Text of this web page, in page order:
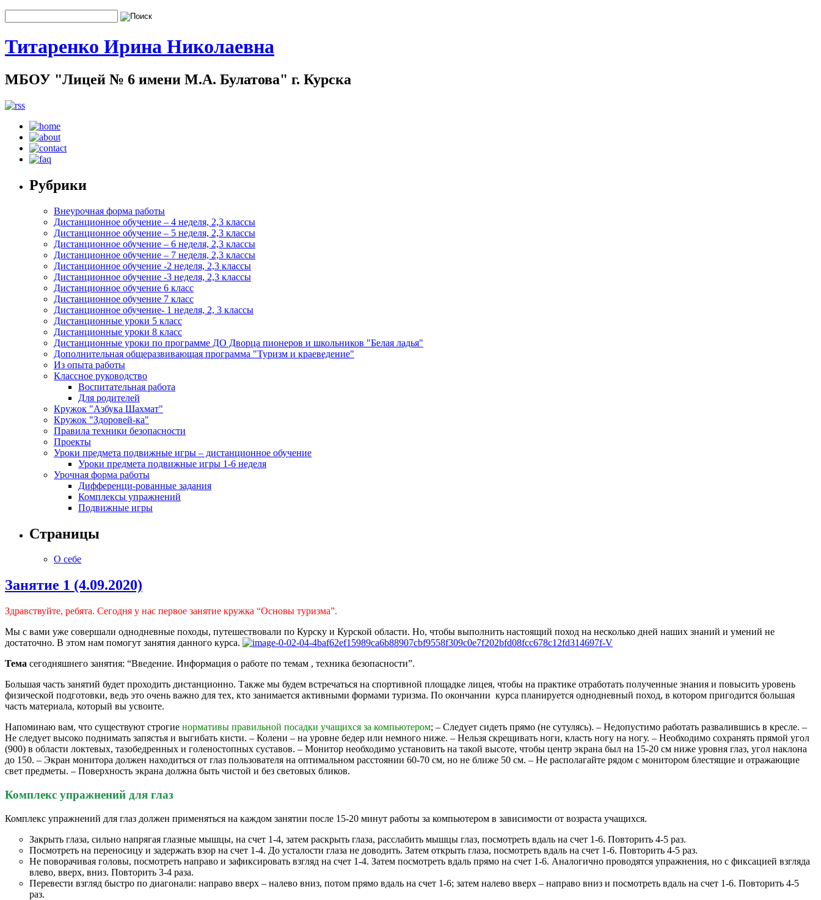
Титаренко Ирина Николаевна
МБОУ "Лицей № 6 имени М.А. Булатова" г. Курска
Рубрики
Внеурочная форма работы
Дистанционное обучение – 4 неделя, 2,3 классы
Дистанционное обучение – 5 неделя, 2,3 классы
Дистанционное обучение – 6 неделя, 2,3 классы
Дистанционное обучение – 7 неделя, 2,3 классы
Дистанционное обучение -2 неделя, 2,3 классы
Дистанционное обучение -3 неделя, 2,3 классы
Дистанционное обучение 6 класс
Дистанционное обучение 7 класс
Дистанционное обучение- 1 неделя, 2, 3 классы
Дистанционные уроки 5 класс
Дистанционные уроки 8 класс
Дистанционные уроки по программе ДО Дворца пионеров и школьников "Белая ладья"
Дополнительная общеразвивающая программа "Туризм и краеведение"
Из опыта работы
Классное руководство
Воспитательная работа
Для родителей
Кружок "Азбука Шахмат"
Кружок "Здоровей-ка"
Правила техники безопасности
Проекты
Уроки предмета подвижные игры – дистанционное обучение
Уроки предмета подвижные игры 1-6 неделя
Урочная форма работы
Дифференци-рованные задания
Комплексы упражнений
Подвижные игры
Страницы
О себе
Занятие 1 (4.09.2020)
Здравствуйте, ребята. Сегодня у нас первое занятие кружка “Основы туризма”.
Мы с вами уже совершали однодневные походы, путешествовали по Курску и Курской области. Но, чтобы выполнить настоящий поход на несколько дней наших знаний и умений не
достаточно. В этом нам помогут занятия данного курса.
Тема сегодняшнего занятия: “Введение. Информация о работе по темам , техника безопасности”.
Большая часть занятий будет проходить дистанционно. Также мы будем встречаться на спортивной площадке лицея, чтобы на практике отработать полученные знания и повысить уровень
физической подготовки, ведь это очень важно для тех, кто занимается активными формами туризма. По окончании курса планируется однодневный поход, в котором пригодится большая
часть материала, который вы усвоите.
Напоминаю вам, что существуют строгие нормативы правильной посадки учащихся за компьютером; – Следует сидеть прямо (не сутулясь). – Недопустимо работать развалившись в кресле. –
Не следует высоко поднимать запястья и выгибать кисти. – Колени – на уровне бедер или немного ниже. – Нельзя скрещивать ноги, класть ногу на ногу. – Необходимо сохранять прямой угол
(900) в области локтевых, тазобедренных и голеностопных суставов. – Монитор необходимо установить на такой высоте, чтобы центр экрана был на 15-20 см ниже уровня глаз, угол наклона
до 150. – Экран монитора должен находиться от глаз пользователя на оптимальном расстоянии 60-70 см, но не ближе 50 см. – Не располагайте рядом с монитором блестящие и отражающие
свет предметы. – Поверхность экрана должна быть чистой и без световых бликов.
Комплекс упражнений для глаз
Комплекс упражнений для глаз должен применяться на каждом занятии после 15-20 минут работы за компьютером в зависимости от возраста учащихся.
Закрыть глаза, сильно напрягая глазные мышцы, на счет 1-4, затем раскрыть глаза, расслабить мышцы глаз, посмотреть вдаль на счет 1-6. Повторить 4-5 раз.
Посмотреть на переносицу и задержать взор на счет 1-4. До усталости глаза не доводить. Затем открыть глаза, посмотреть вдаль на счет 1-6. Повторить 4-5 раз.
Не поворачивая головы, посмотреть направо и зафиксировать взгляд на счет 1-4. Затем посмотреть вдаль прямо на счет 1-6. Аналогично проводятся упражнения, но с фиксацией взгляда
влево, вверх, вниз. Повторить 3-4 раза.
Перевести взгляд быстро по диагонали: направо вверх – налево вниз, потом прямо вдаль на счет 1-6; затем налево вверх – направо вниз и посмотреть вдаль на счет 1-6. Повторить 4-5
раз.